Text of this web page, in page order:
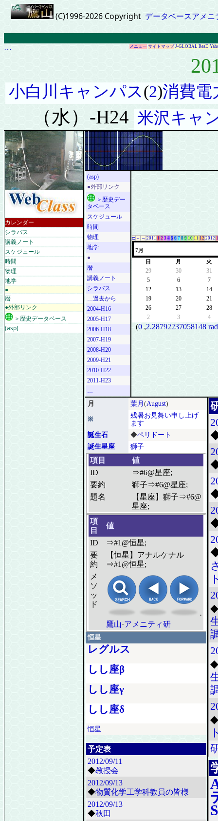
(C)1996-2026 Copyright データベースアメニ
… メニュー サイトマップ J-GLOBAL ReaD
小白川キャンパス(2)消費電
（水）-H24 米沢キャ
カレンダー
シラバス
講義ノート
スケジュール
時間
物理
地学
●
暦
●外部リンク
＞歴史データベース
(asp)
(asp)
●外部リンク
＞歴史デー
タベース
スケジュール
時間
物理
地学
●
暦
講義ノート
シラバス
…過去から
2004-H16
2005-H17
2006-H18
2007-H19
2008-H20
2009-H21
2010-H22
2011-H23
…
□ ← → 2011 1 2 3 4 5 6 7 8 9 10 11 12 2012 1
7月
日 月 火
29 30
31
5
6
7
12
13
14
19
20
21
26
27
28
2
3 4
(0 ,2.28792237058148 rad
月 葉月 (August)
※
残暑お見舞い申し上げ
ます
誕生石
◆ペリドート
誕生星座
獅子
項目
値
ID
⇒#6@星座;
要約
獅子⇒#6@星座;
題名
【星座】獅子⇒#6@
星座;
項
目
値
ID
⇒#1@恒星;
要
約
【恒星】アナルケナル
⇒#1@恒星;
メ
ソ
ッ
ド
·
鷹山·アメニティ研
恒星
レグルス
しし座β
しし座γ
しし座δ
恒星…
予定表
2012/09/11
◆教授会
2012/09/13
◆物質化学工学科教員の皆様
2012/09/13
◆秋田
◆
◆
◆